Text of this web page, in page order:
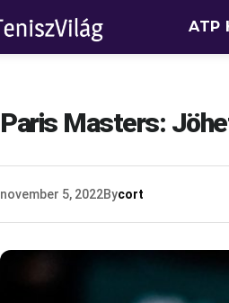
ATP
Paris Masters:
november 5, 2022Bycort